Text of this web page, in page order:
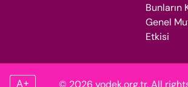
Bunların
Genel
Etkisi
A+ © 2026 yodek.org.tr. All